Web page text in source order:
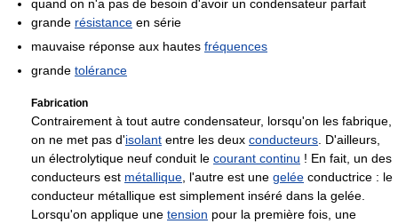
quand on n'a pas de besoin d'avoir un condensateur parfait
grande résistance en série
mauvaise réponse aux hautes fréquences
grande tolérance
Fabrication
Contrairement à tout autre condensateur, lorsqu'on les fabrique,
on ne met pas d'isolant entre les deux conducteurs . D'ailleurs,
un électrolytique neuf conduit le courant continu ! En fait, un des
conducteurs est métallique , l'autre est une gelée conductrice : le
conducteur métallique est simplement inséré dans la gelée.
Lorsqu'on applique une tension pour la première fois, une